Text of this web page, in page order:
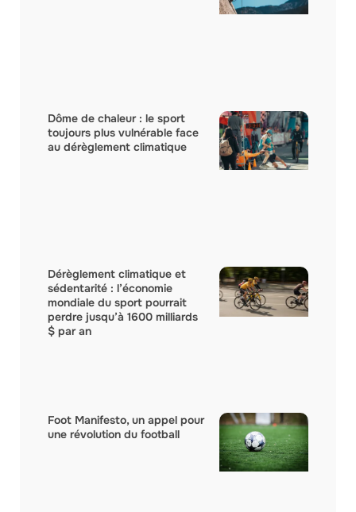
Dôme de chaleur : le sport
toujours plus vulnérable face
au dérèglement climatique
Dérèglement climatique et
sédentarité : l’économie
mondiale du sport pourrait
perdre jusqu’à 1600 milliards
$ par an
Foot Manifesto, un appel pour
une révolution du football